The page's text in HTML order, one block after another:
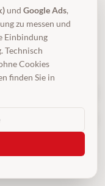
und Google Ads,
zu messen und
Einbindung
Technisch
Cookies
finden Sie in